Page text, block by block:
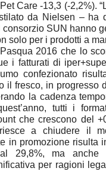
Care -13,3 (-2,2%).
da Nielsen – ha
SUN hanno
solo per i prodotti a
2016 che lo
i fatturati di
confezionato
il fresco, in progresso
la cadenza
tutti i
che crescono del
a chiudere il
in promozione risulta
al 29,8%, ma
per ragioni